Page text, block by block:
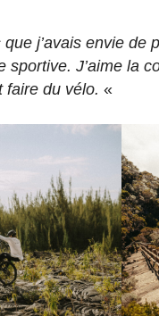
j’avais envie
sportive. J’aime la
faire du vélo. «